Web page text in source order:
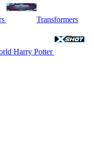
Transformers
Harry Potter